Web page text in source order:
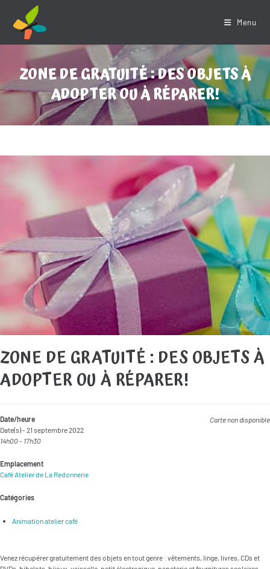
content
Menu
ZONE DE GRATUITÉ : DES OBJETS À
ADOPTER OU À RÉPARER!
ZONE DE GRATUITÉ : DES OBJETS À
ADOPTER OU À RÉPARER!
Carte non disponible
Date/heure
Date(s) - 21 septembre 2022
14h00 - 17h30
Emplacement
Café Atelier de La Redonnerie
Catégories
Animation atelier café
Venez récupérer gratuitement des objets en tout genre : vêtements, linge, livres, CDs et